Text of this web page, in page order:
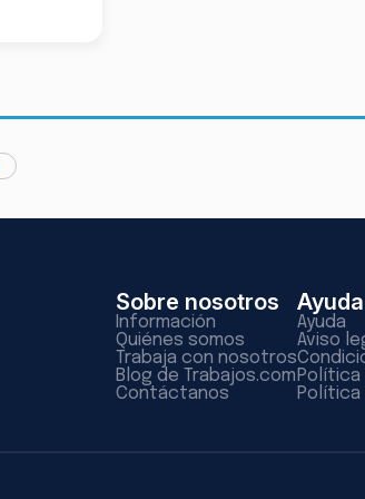
Sobre nosotros
Información
Quiénes somos
Trabaja con nosotros
Blog de Trabajos.com
Contáctanos
Ayuda
Ayuda
Aviso
Política